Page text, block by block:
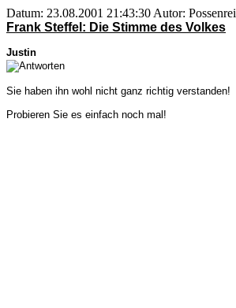
Datum: 23.08.2001 21:43:30 Autor:
Frank Steffel: Die Stimme des Volkes
Justin
Sie haben ihn wohl nicht ganz richtig verstanden!
Probieren Sie es einfach noch mal!